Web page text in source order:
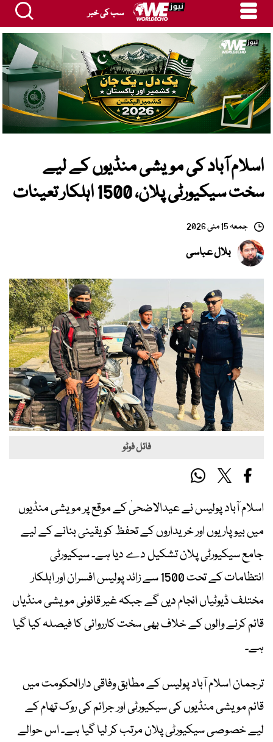
سب کی خبر
اسلام آباد کی مویشی منڈیوں کے لیے
سخت سیکیورٹی پلان، 1500 اہلکار تعینات
جمعہ 15 مئی 2026
بلال عباسی
فائل فوٹو
اسلام آباد پولیس نے عیدالاضحیٰ کے موقع پر مویشی منڈیوں
میں بیوپاریوں اور خریداروں کے تحفظ کو یقینی بنانے کے لیے
جامع سیکیورٹی پلان تشکیل دے دیا ہے۔ سیکیورٹی
انتظامات کے تحت 1500 سے زائد پولیس افسران اور اہلکار
مختلف ڈیوٹیاں انجام دیں گے جبکہ غیر قانونی مویشی منڈیاں
قائم کرنے والوں کے خلاف بھی سخت کارروائی کا فیصلہ کیا گیا
ہے۔
ترجمان اسلام آباد پولیس کے مطابق وفاقی دارالحکومت میں
قائم مویشی منڈیوں کی سیکیورٹی اور جرائم کی روک تھام کے
لیے خصوصی سیکیورٹی پلان مرتب کر لیا گیا ہے۔ اس حوالے